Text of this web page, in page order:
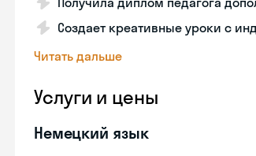
Создает креативные уроки с
Читать дальше
Услуги и цены
Немецкий язык